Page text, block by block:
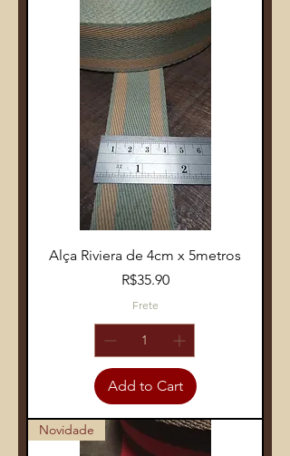
Alça Riviera de 4cm x 5metros
Price
R$35.90
Frete
Add to Cart
Novidade